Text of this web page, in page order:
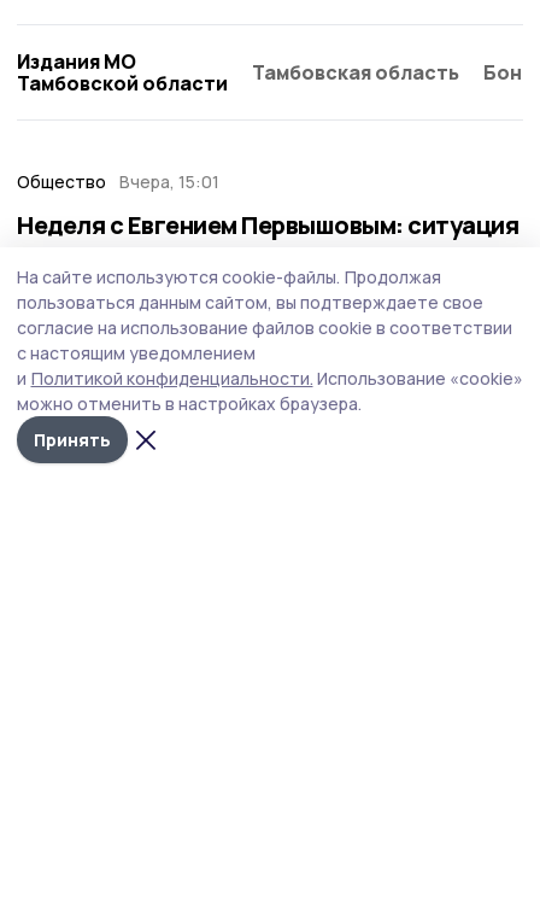
Издания МО
Тамбовской области
Тамбовская область
Общество Вчера, 15:01
Неделя с Евгением Первышовым: ситуация
приоритеты образования
Губернатор держит на контроле ситуацию с бензином,
требует навести порядок с мусором в Тамбове.
На сайте используются cookie-файлы. Продолжая
пользоваться данным сайтом, вы подтверждаете свое
согласие на использование файлов cookie в соответствии
с настоящим уведомлением
и Политикой конфиденциальности. Использование «cookie»
можно отменить в настройках браузера.
Принять